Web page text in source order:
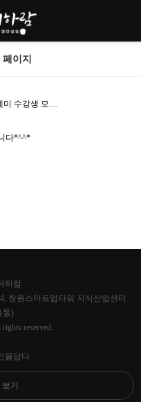
이지
미 수강생 모…
다*^^*
하람
창원스마트업타워 지식산업센터
동)
reserved.
을담다
기